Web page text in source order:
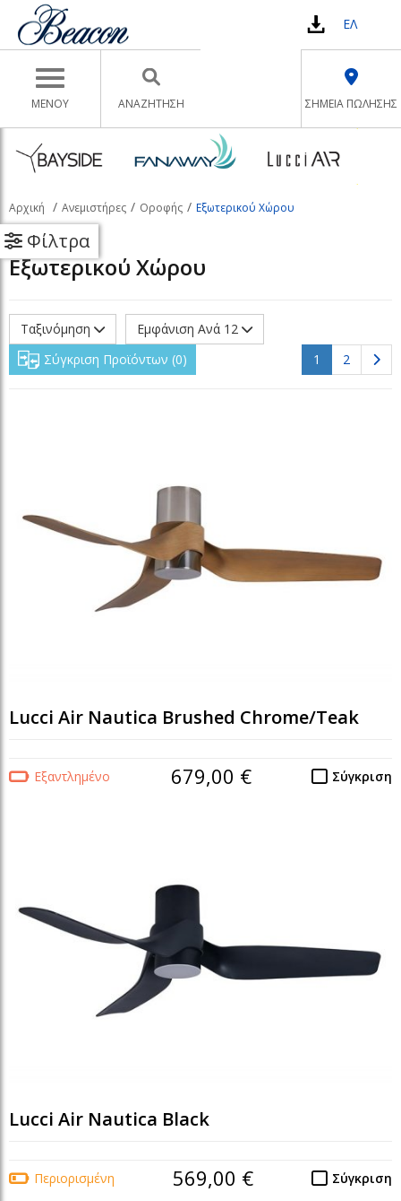
Toggle navigation
ΜΕΝΟΥ
ΕΛ
ΣΗΜΕΙΑ ΠΩΛΗΣΗΣ
ΑΝΑΖΉΤΗΣΗ
Αρχική Ανεμιστήρες Οροφής Εξωτερικού Χώρου
Φίλτρα
Εξωτερικού Χώρου
Ταξινόμηση
Εμφάνιση Ανά 12
Σύγκριση Προϊόντων 0 1 (current)
2
Lucci Air Nautica Brushed Chrome/Teak
Εξαντλημένο Σύγκριση
679,00 €
Lucci Air Nautica Black
Περιορισμένη Σύγκριση
569,00 €